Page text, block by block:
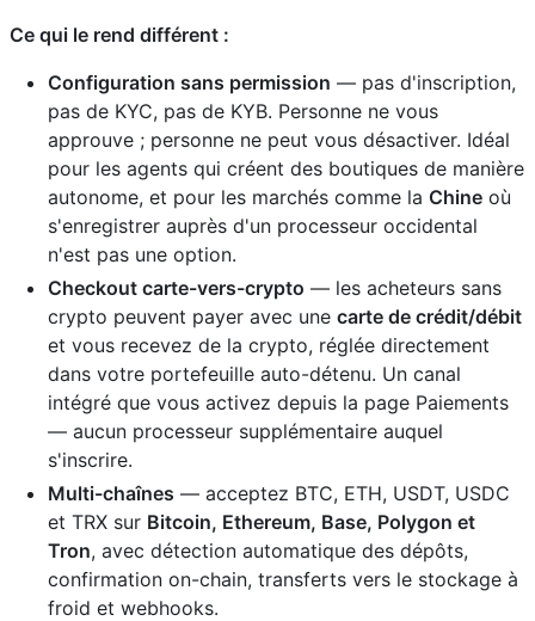
Ce qui le rend différent :
Configuration sans permission — pas d'inscription,
pas de KYC, pas de KYB. Personne ne vous
approuve ; personne ne peut vous désactiver. Idéal
pour les agents qui créent des boutiques de manière
autonome, et pour les marchés comme la Chine où
s'enregistrer auprès d'un processeur occidental
n'est pas une option.
Checkout carte-vers-crypto — les acheteurs sans
crypto peuvent payer avec une carte de crédit/débit
et vous recevez de la crypto, réglée directement
dans votre portefeuille auto-détenu. Un canal
intégré que vous activez depuis la page Paiements
— aucun processeur supplémentaire auquel
s'inscrire.
Multi-chaînes — acceptez BTC, ETH, USDT, USDC
et TRX sur Bitcoin, Ethereum, Base, Polygon et
Tron, avec détection automatique des dépôts,
confirmation on-chain, transferts vers le stockage à
froid et webhooks.